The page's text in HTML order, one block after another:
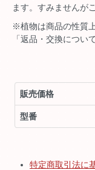
ます。すみませんが
※植物は商品の性質
「返品・交換につい
販売価格
型番
特定商取引法に